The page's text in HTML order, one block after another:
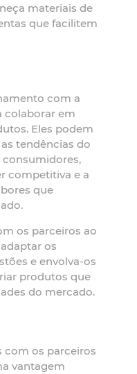
materiais de
que facilitem
com a
colaborar em
Eles podem
tendências do
consumidores,
competitiva e a
que
os parceiros ao
os
e envolva-os
produtos que
do mercado.
com os parceiros
vantagem